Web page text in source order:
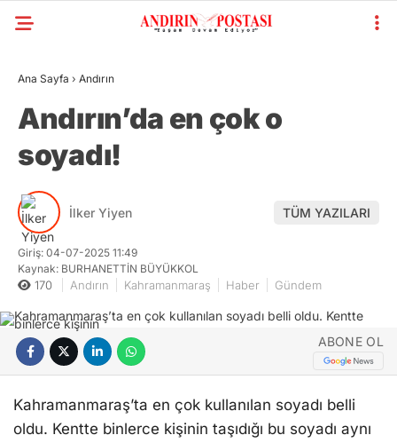
Ana Sayfa › Andırın
Andırın’da en çok o
soyadı!
İlker Yiyen TÜM YAZILARI
Giriş: 04-07-2025 11:49
Kaynak: BURHANETTİN BÜYÜKKOL
170 Andırın Kahramanmaraş Haber Gündem
ABONE OL
Kahramanmaraş’ta en çok kullanılan soyadı belli
oldu. Kentte binlerce kişinin taşıdığı bu soyadı aynı